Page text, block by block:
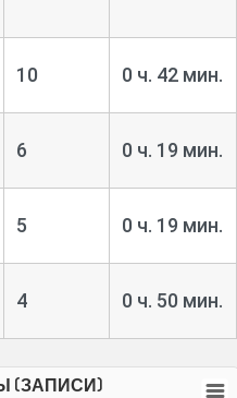
10 0 ч. 42 мин.
6 0 ч. 19 мин.
5 0 ч. 19 мин.
4 0 ч. 50 мин.
(ЗАПИСИ)